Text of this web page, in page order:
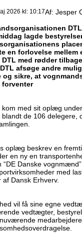
2026 kl: 10:17Af: Jesper
lagde
en forlovelse
DTL med rødder
afsøge andre
og sikre, at
forventer
kom med sit oplæg
blandt de 106 delegere,
oplæg beskrev en
en ny en
“DE Danske
med
af Dansk Erhverv.
vil få sine egne
vedtægter,